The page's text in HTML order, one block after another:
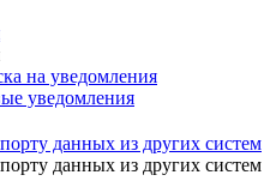
на уведомления
уведомления
данных из других систем
данных из других систем